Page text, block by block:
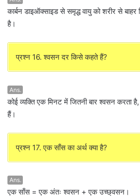
कार्बन डाइऑक्साइड से समृद्ध वायु को शरीर से
है।
प्रश्न 16. श्वसन दर किसे कहते हैं?
Ans.
कोई व्यक्ति एक मिनट में जितनी बार श्वसन
हैं।
प्रश्न 17. एक साँस का अर्थ क्या है?
Ans.
एक साँस = एक अंतः श्वसन + एक उच्छ्वसन।